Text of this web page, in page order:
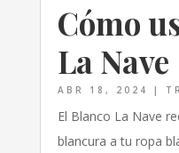
Cómo
La Nave
ABR 18, 2024 |
El Blanco La Nave
blancura a tu ropa